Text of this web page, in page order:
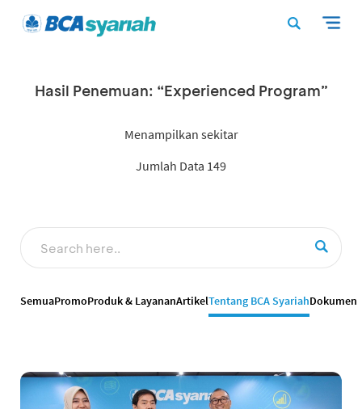
Hasil Penemuan: “Experienced Program”
Menampilkan sekitar
Jumlah Data 149
SemuaPromoProduk & LayananArtikelTentang BCA SyariahDokumen